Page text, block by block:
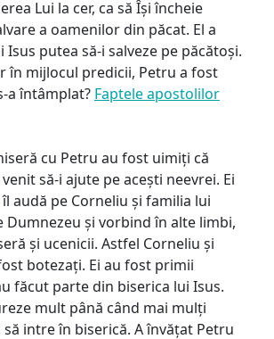
Lui la cer, ca să Își încheie
a oamenilor din păcat. El a
Isus putea să-i salveze pe păcătoși.
în mijlocul predicii, Petru a fost
a întâmplat? Faptele apostolilor
cu Petru au fost uimiți că
să-i ajute pe acești neevrei. Ei
audă pe Corneliu și familia lui
Dumnezeu și vorbind în alte limbi,
și ucenicii. Astfel Corneliu și
botezați. Ei au fost primii
făcut parte din biserica lui Isus.
mult până când mai mulți
să intre în biserică. A învățat Petru